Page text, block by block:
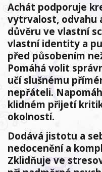
Achát podporuje
vytrvalost, odvahu
důvěru ve vlastní
vlastní identity a
před působením
Pomáhá volit
učí slušnému
nepřáteli.
klidném přijetí
okolností.
Dodává jistotu a
nedocenění a
Zklidňuje ve